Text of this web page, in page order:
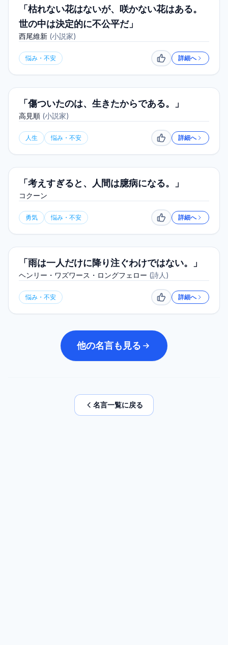
「枯れない花はないが、咲かない花はある。
世の中は決定的に不公平だ」
西尾維新 (小説家)
悩み・不安 いいね詳細へ
「傷ついたのは、生きたからである。」
高見順 (小説家)
人生 悩み・不安 いいね詳細へ
「考えすぎると、人間は臆病になる。」
コクーン
勇気 悩み・不安 いいね詳細へ
「雨は一人だけに降り注ぐわけではない。」
ヘンリー・ワズワース・ロングフェロー (詩人 )
悩み・不安 いいね詳細へ
他の名言も見る
名言一覧に戻る